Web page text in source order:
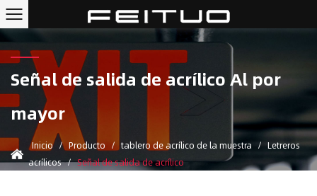
Señal de salida de acrílico Al por
mayor
Inicio / Producto / tablero de acrílico de la muestra / Letreros
acrílicos / Señal de salida de acrílico